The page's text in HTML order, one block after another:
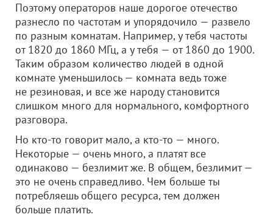
Поэтому операторов наше дорогое отечество
разнесло по частотам и упорядочило — развело
по разным комнатам. Например, у тебя частоты
от 1820 до 1860 МГц, а у тебя — от 1860 до 1900.
Таким образом количество людей в одной
комнате уменьшилось — комната ведь тоже
не резиновая, и все же народу становится
слишком много для нормального, комфортного
разговора.
Но кто-то говорит мало, а кто-то — много.
Некоторые — очень много, а платят все
одинаково — безлимит же. В общем, безлимит —
это не очень справедливо. Чем больше ты
потребляешь общего ресурса, тем должен
больше платить.